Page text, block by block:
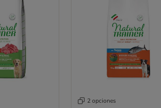
2 opciones